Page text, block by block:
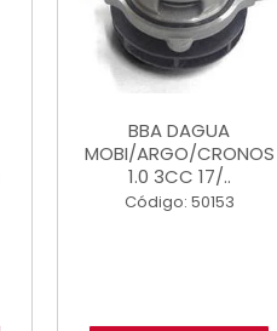
BBA DAGUA
MOBI/ARGO/CRONOS
1.0 3CC 17/..
Código: 50153